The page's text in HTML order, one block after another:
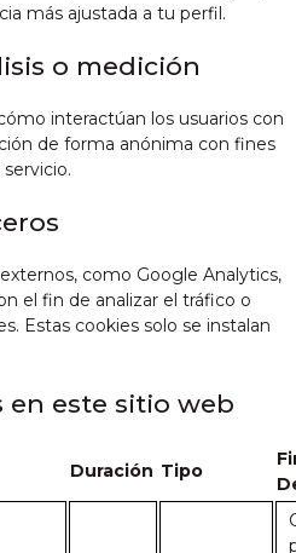
más ajustada a tu perfil.
o medición
interactúan los usuarios con
de forma anónima con fines
como Google Analytics,
el fin de analizar el tráfico o
Estas cookies solo se instalan
en este sitio web
Duración Tipo